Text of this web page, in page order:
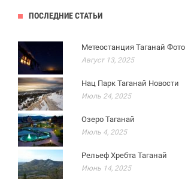
ПОСЛЕДНИЕ СТАТЬИ
Метеостанция Таганай Фото
Август 13, 2025
Нац Парк Таганай Новости
Июль 24, 2025
Озеро Таганай
Июль 4, 2025
Рельеф Хребта Таганай
Июнь 14, 2025